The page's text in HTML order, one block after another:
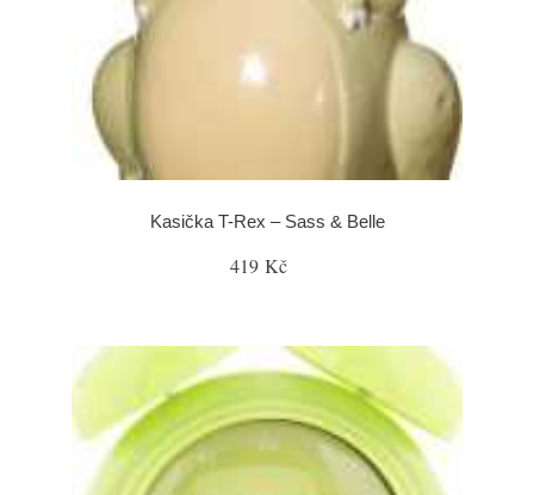
Kasička T-Rex – Sass & Belle
419 Kč